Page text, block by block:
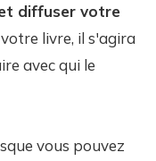
diffuser votre
livre, il s'agira
avec qui le
vous pouvez